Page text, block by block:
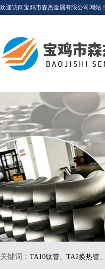
欢迎访问宝鸡市森杰金属有限公司网站！
关键词： TA10钛管、 TA2换热管、